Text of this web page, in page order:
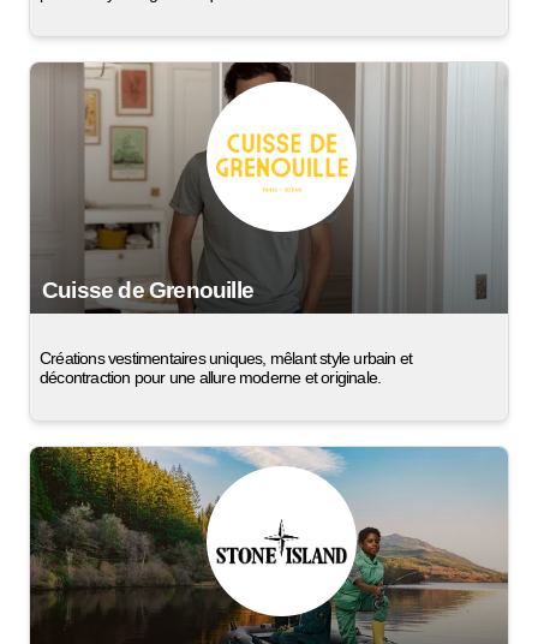
Cuisse de Grenouille
Créations vestimentaires uniques, mêlant style urbain et
décontraction pour une allure moderne et originale.